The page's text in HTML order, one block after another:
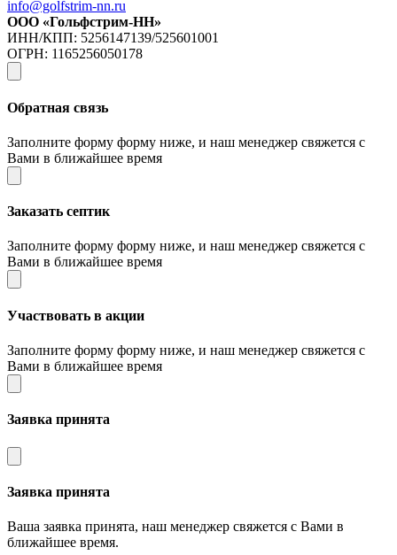
info@golfstrim-nn.ru
ООО «Гольфстрим-НН»
ИНН/КПП: 5256147139/525601001
ОГРН: 1165256050178
Обратная связь
Заполните форму форму ниже, и наш менеджер свяжется с
Вами в ближайшее время
Заказать септик
Заполните форму форму ниже, и наш менеджер свяжется с
Вами в ближайшее время
Участвовать в акции
Заполните форму форму ниже, и наш менеджер свяжется с
Вами в ближайшее время
Заявка принята
Заявка принята
Ваша заявка принята, наш менеджер свяжется с Вами в
ближайшее время.